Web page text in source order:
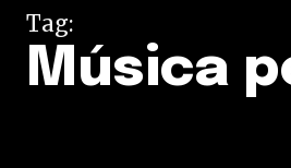
Tag:
Música